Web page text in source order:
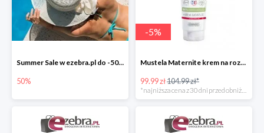
Summer Sale w ezebra.pl do -50%
50%
-5%
Mustela Maternite krem na rozstępy dla kobiet w ciąży
99.99 zł104.99 zł*
*najniższa cena z 30 dni przed obniżką